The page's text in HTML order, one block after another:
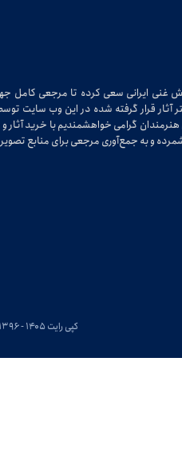
غنی ایرانی سعی کرده تا مرجعی کامل
آثار قرار گرفته شده در این وب سایت
گرامی خواهشمندیم با خرید آثار و
و به جمع‌آوری مرجعی برای منابع
کپی رایت ۱۴۰۵ - ۱۳۹۶